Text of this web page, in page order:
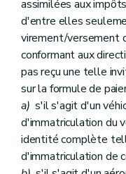
assimilées aux
d'entre elles
virement/versement
conformant aux
pas reçu une telle
sur la formule de
a) s'il s'agit d'un
d'immatriculation du
identité complète
d'immatriculation de